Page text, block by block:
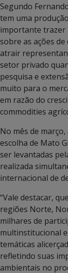
Segundo
tem uma
importante trazer
sobre as ações
atrair
setor privado
pesquisa e
muito para o
em razão do
commodities
No mês de
escolha de Mato
ser levantadas
realizada
internacional de
“Vale destacar,
regiões Norte,
milhares de
multinstitucional
temáticas
refletindo suas
ambientais no